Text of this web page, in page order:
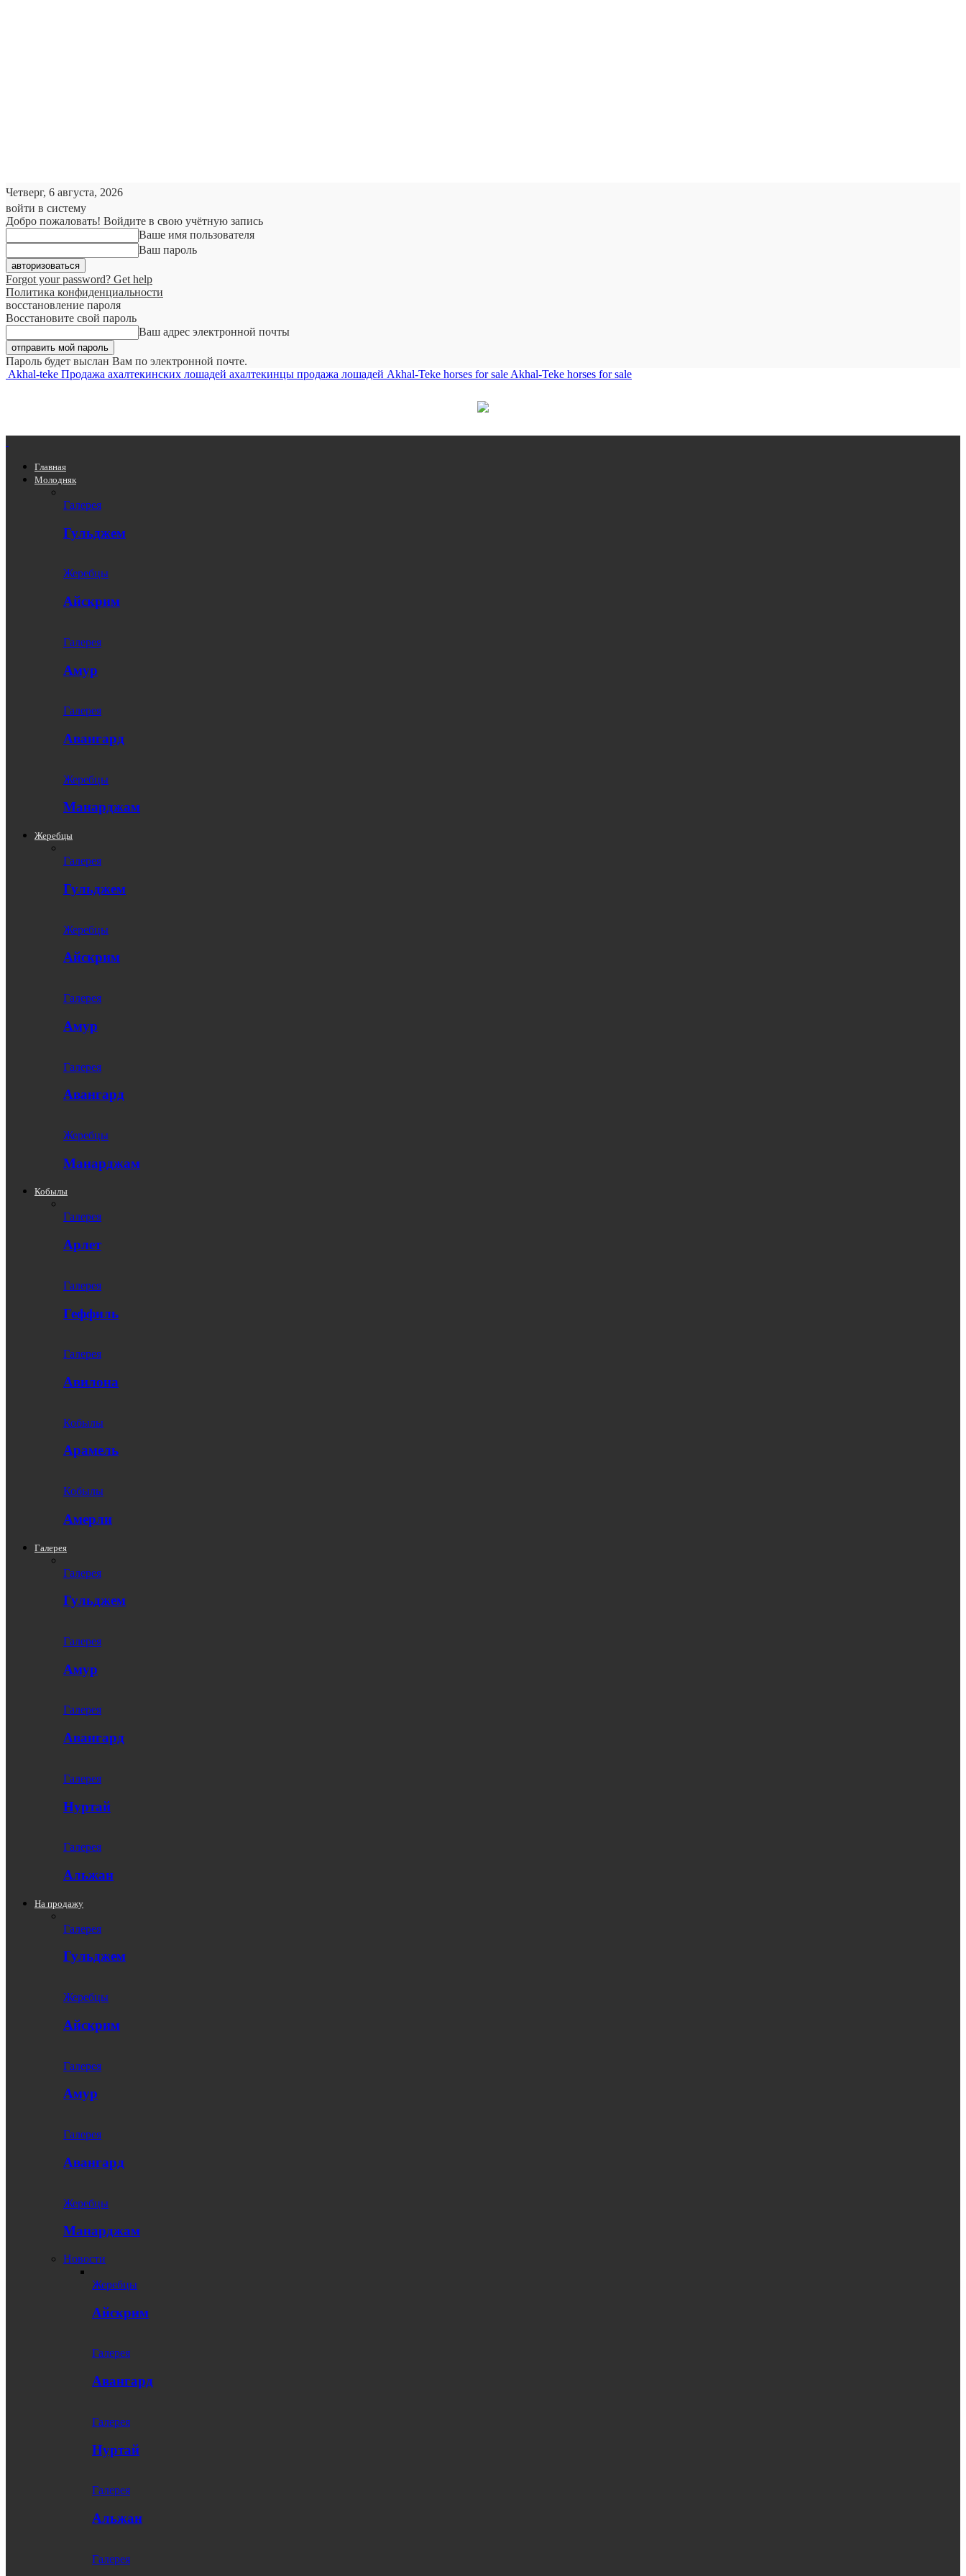
Четверг, 6 августа, 2026
войти в систему
Добро пожаловать! Войдите в свою учётную запись
Ваше имя пользователя
Ваш пароль
Forgot your password? Get help
Политика конфиденциальности
восстановление пароля
Восстановите свой пароль
Ваш адрес электронной почты
Пароль будет выслан Вам по электронной почте.
Akhal-teke Продажа ахалтекинских лошадей ахалтекинцы продажа лошадей Akhal-Teke horses for sale Akhal-Teke horses for sale
Главная
Молодняк
Галерея
Гульджем
Жеребцы
Айскрим
Галерея
Амур
Галерея
Авангард
Жеребцы
Манарджам
Жеребцы
Галерея
Гульджем
Жеребцы
Айскрим
Галерея
Амур
Галерея
Авангард
Жеребцы
Манарджам
Кобылы
Галерея
Арлет
Галерея
Геффиль
Галерея
Авилона
Кобылы
Арамель
Кобылы
Амерли
Галерея
Галерея
Гульджем
Галерея
Амур
Галерея
Авангард
Галерея
Нуртай
Галерея
Альжан
На продажу
Галерея
Гульджем
Жеребцы
Айскрим
Галерея
Амур
Галерея
Авангард
Жеребцы
Манарджам
Новости
Жеребцы
Айскрим
Галерея
Авангард
Галерея
Нуртай
Галерея
Альжан
Галерея